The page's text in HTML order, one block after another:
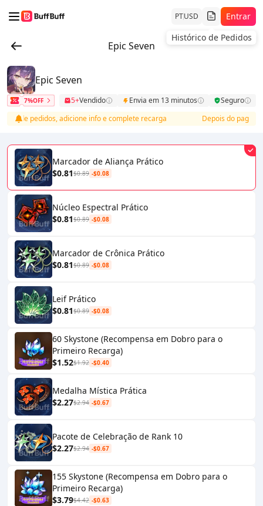
PTUSD
Histórico de Pedidos
Entrar
Epic Seven
Epic Seven
7%OFF 5+Vendido Envia em 13 minutos
Seguro
de pedidos, adicione info e complete recarga
Depois do
Marcador de Aliança Prático
$0.81$0.89 -$0.08
Núcleo Espectral Prático
$0.81$0.89 -$0.08
Marcador de Crônica Prático
$0.81$0.89 -$0.08
Leif Prático
$0.81$0.89 -$0.08
60 Skystone (Recompensa em Dobro para o
Primeiro Recarga)
$1.52$1.92 -$0.40
Medalha Mística Prática
$2.27$2.94 -$0.67
Pacote de Celebração de Rank 10
$2.27$2.94 -$0.67
155 Skystone (Recompensa em Dobro para o
Primeiro Recarga)
$3.79$4.42 -$0.63